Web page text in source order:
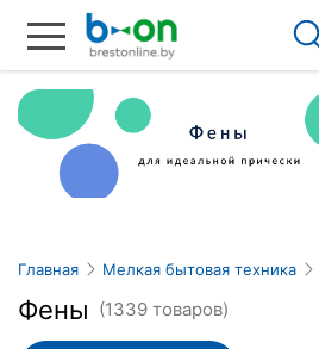
Главная Мелкая бытовая техника
Фены (1339 товаров)